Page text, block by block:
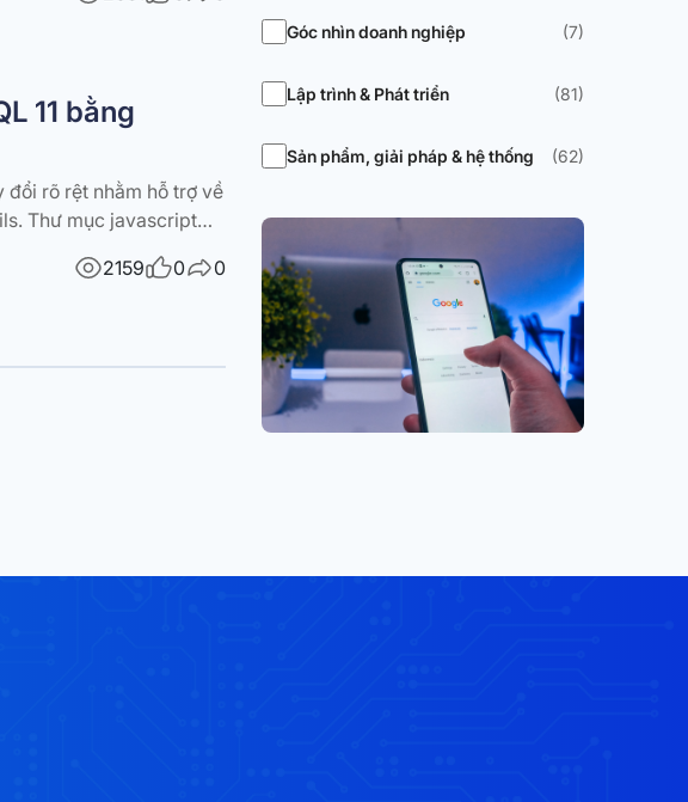
lists/* \ && curl -o- -L
WORKDIR /myapp
Gemfile.lock
11 bằng
đổi rõ rệt nhằm hỗ trợ về
Thư mục javascript
2159 0 0
Góc nhìn doanh nghiệp (7)
Lập trình & Phát triển (81)
Sản phẩm, giải pháp & hệ thống (62)